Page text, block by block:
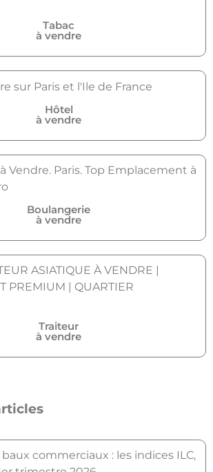
Tabac
à vendre
Hôtel
à vendre
Boulangerie
à vendre
Traiteur
à vendre